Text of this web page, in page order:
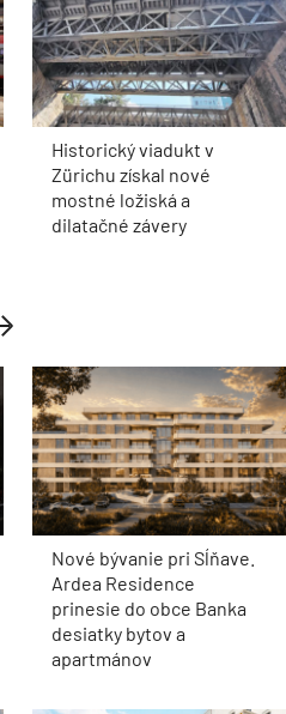
Historický viadukt v
Zürichu získal nové
mostné ložiská a
dilatačné závery
Nové bývanie pri Sĺňave.
Ardea Residence
prinesie do obce Banka
desiatky bytov a
apartmánov